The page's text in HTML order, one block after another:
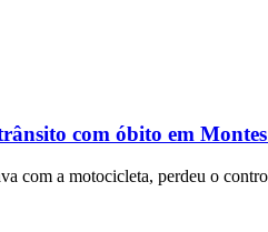
com óbito em
com a motocicleta, perdeu o